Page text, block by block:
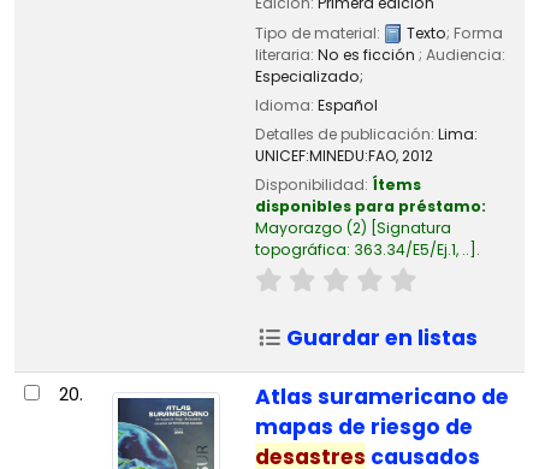
Tipo de material:
Texto; Forma
literaria: No es ficción ; Audiencia:
Especializado;
Idioma: Español
Detalles de publicación: Lima:
UNICEF:MINEDU:FAO,2012
Disponibilidad: Ítems
disponibles para préstamo:
Mayorazgo (2) Signatura
topográfica: 363.34/E5/Ej.1, .. .
Guardar en listas
20.
Atlas suramericano de
mapas de riesgo de
desastres causados